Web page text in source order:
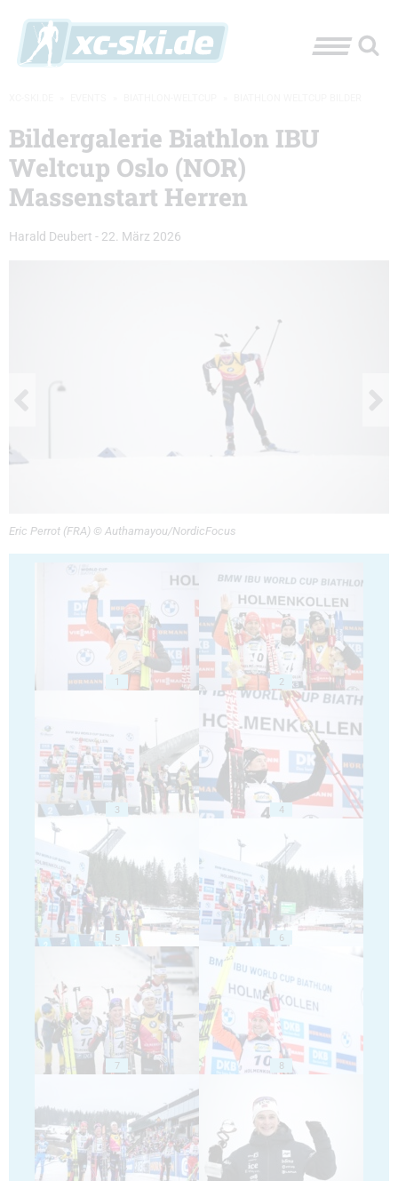
Bildergalerie Biathlon IBU
Weltcup Oslo (NOR)
Massenstart Herren
Harald Deubert - 22. März 2026
Eric Perrot (FRA) © Authamayou/NordicFocus
1 2
3 4
5 6
7 8